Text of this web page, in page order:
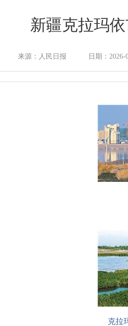
新疆克拉玛
来源：人民日报 日期：2026-
克拉